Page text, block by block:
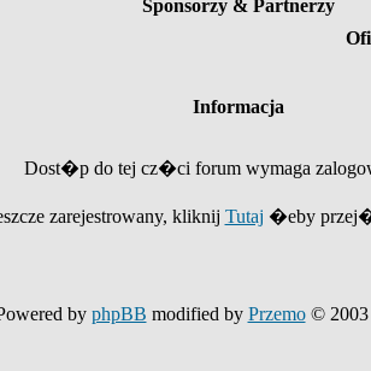
Sponsorzy & Partnerzy
Informacja
Dost�p do tej cz�ci forum wymaga
zarejestrowany, kliknij Tutaj �eby
by phpBB modified by Przemo© 2003